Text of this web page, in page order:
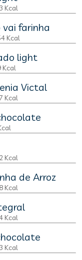
Kcal
farinha
Kcal
light
Kcal
Victal
Kcal
Kcal
de Arroz
Kcal
Kcal
Kcal